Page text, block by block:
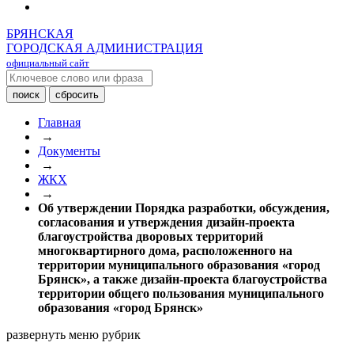
БРЯНСКАЯ
ГОРОДСКАЯ АДМИНИСТРАЦИЯ
официальный сайт
Главная
→
Документы
→
ЖКХ
→
Об утверждении Порядка разработки, обсуждения,
согласования и утверждения дизайн-проекта
благоустройства дворовых территорий
многоквартирного дома, расположенного на
территории муниципального образования «город
Брянск», а также дизайн-проекта благоустройства
территории общего пользования муниципального
образования «город Брянск»
развернуть меню рубрик